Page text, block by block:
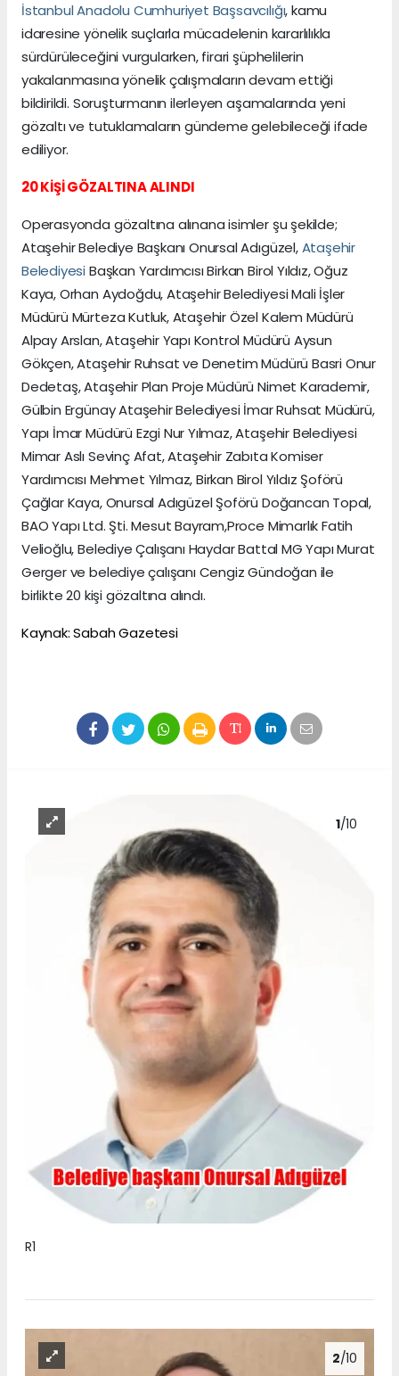
İstanbul Anadolu Cumhuriyet Başsavcılığı, kamu
idaresine yönelik suçlarla mücadelenin kararlılıkla
sürdürüleceğini vurgularken, firari şüphelilerin
yakalanmasına yönelik çalışmaların devam ettiği
bildirildi. Soruşturmanın ilerleyen aşamalarında yeni
gözaltı ve tutuklamaların gündeme gelebileceği ifade
ediliyor.
20 KİŞİ GÖZALTINA ALINDI
Operasyonda gözaltına alınana isimler şu şekilde;
Ataşehir Belediye Başkanı Onursal Adıgüzel,Ataşehir
Belediyesi Başkan Yardımcısı Birkan Birol Yıldız, Oğuz
Kaya, Orhan Aydoğdu, Ataşehir Belediyesi Mali İşler
Müdürü Mürteza Kutluk, Ataşehir Özel Kalem Müdürü
Alpay Arslan, Ataşehir Yapı Kontrol Müdürü Aysun
Gökçen, Ataşehir Ruhsat ve Denetim Müdürü Basri Onur
Dedetaş, Ataşehir Plan Proje Müdürü Nimet Karademir,
Gülbin Ergünay Ataşehir Belediyesi İmar Ruhsat Müdürü,
Yapı İmar Müdürü Ezgi Nur Yılmaz, Ataşehir Belediyesi
Mimar Aslı Sevinç Afat, Ataşehir Zabıta Komiser
Yardımcısı Mehmet Yılmaz, Birkan Birol Yıldız Şoförü
Çağlar Kaya, Onursal Adıgüzel Şoförü Doğancan Topal,
BAO Yapı Ltd. Şti. Mesut Bayram,Proce Mimarlık Fatih
Velioğlu, Belediye Çalışanı Haydar Battal MG Yapı Murat
Gerger ve belediye çalışanı Cengiz Gündoğan ile
birlikte 20 kişi gözaltına alındı.
Kaynak: Sabah Gazetesi
1/10
R1
2/10